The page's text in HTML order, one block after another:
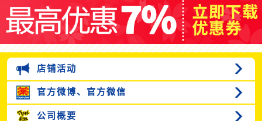
店铺活动
官方微博、 官方微信
公司概要